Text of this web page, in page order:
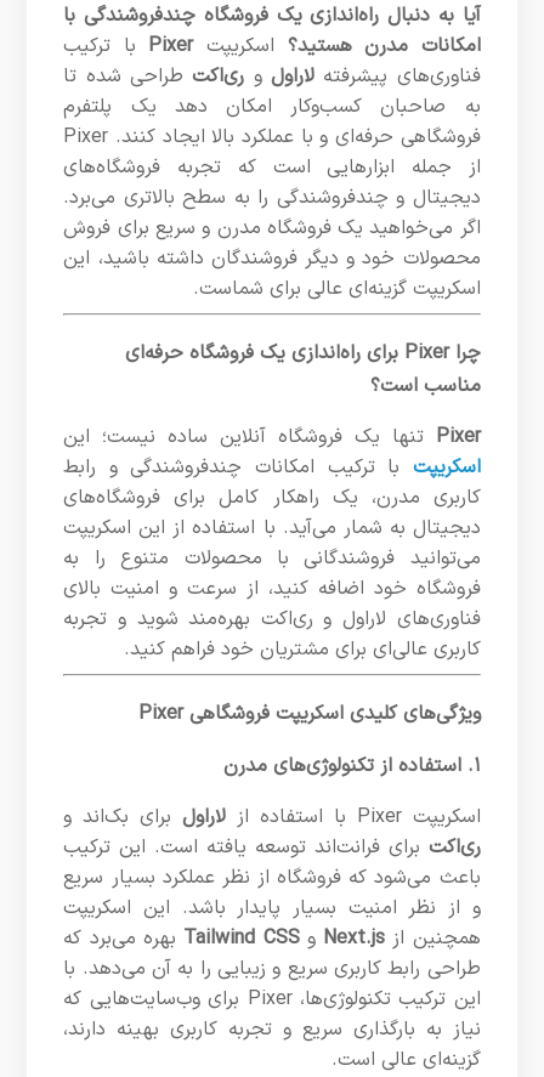
آیا به دنبال راه‌اندازی یک فروشگاه چندفروشندگی با
امکانات مدرن هستید؟ اسکریپتPixer با ترکیب
فناوری‌های پیشرفتهلاراول و ری‌اکتطراحی شده تا
به صاحبان کسب‌وکار امکان دهد یک پلتفرم
فروشگاهی حرفه‌ای و با عملکرد بالا ایجاد کنند. Pixer
از جمله ابزارهایی است که تجربه فروشگاه‌های
دیجیتال و چندفروشندگی را به سطح بالاتری می‌برد.
اگر می‌خواهید یک فروشگاه مدرن و سریع برای فروش
محصولات خود و دیگر فروشندگان داشته باشید، این
اسکریپت گزینه‌ای عالی برای شماست.
چرا Pixer برای راه‌اندازی یک فروشگاه حرفه‌ای
مناسب است؟
Pixer تنها یک فروشگاه آنلاین ساده نیست؛ این
اسکریپت با ترکیب امکانات چندفروشندگی و رابط
کاربری مدرن، یک راهکار کامل برای فروشگاه‌های
دیجیتال به شمار می‌آید. با استفاده از این اسکریپت
می‌توانید فروشندگانی با محصولات متنوع را به
فروشگاه خود اضافه کنید، از سرعت و امنیت بالای
فناوری‌های لاراول و ری‌اکت بهره‌مند شوید و تجربه
کاربری عالی‌ای برای مشتریان خود فراهم کنید.
ویژگی‌های کلیدی اسکریپت فروشگاهی Pixer
۱. استفاده از تکنولوژی‌های مدرن
اسکریپت Pixer با استفاده از
لاراولبرای بک‌اند و
ری‌اکت برای فرانت‌اند توسعه یافته است. این ترکیب
باعث می‌شود که فروشگاه از نظر عملکرد بسیار سریع
و از نظر امنیت بسیار پایدار باشد. این اسکریپت
همچنین از Next.js وTailwind CSS بهره می‌برد که
طراحی رابط کاربری سریع و زیبایی را به آن می‌دهد. با
این ترکیب تکنولوژی‌ها، Pixer برای وب‌سایت‌هایی که
نیاز به بارگذاری سریع و تجربه کاربری بهینه دارند،
گزینه‌ای عالی است.